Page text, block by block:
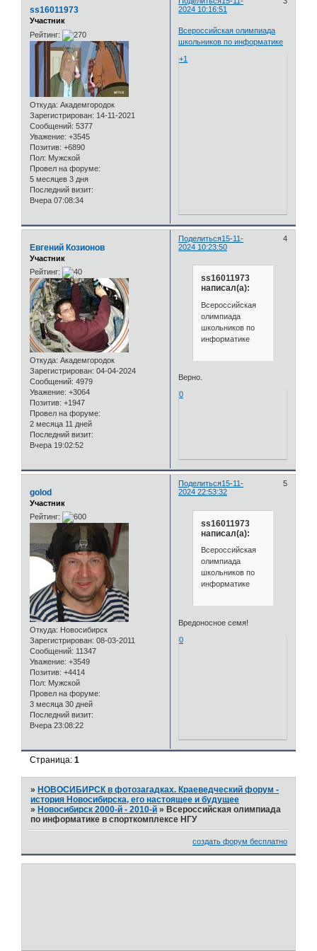
2024 10:16:51
ss16011973
Участник
Рейтинг:
Откуда: Академгородок
Зарегистрирован: 14-11-2021
Сообщений: 5377
Уважение: +3545
Позитив: +6890
Пол: Мужской
Провел на форуме:
5 месяцев 3 дня
Последний визит:
Вчера 07:08:34
Всероссийская олимпиада
школьников по информатике
+1
Поделиться 4
15-11-
2024 10:23:50
Евгений Козионов
Участник
Рейтинг:
Откуда: Академгородок
Зарегистрирован: 04-04-2024
Сообщений: 4979
Уважение: +3064
Позитив: +1947
Провел на форуме:
2 месяца 11 дней
Последний визит:
Вчера 19:02:52
ss16011973
написал(а):
Всероссийская
олимпиада
школьников по
информатике
Верно.
0
Поделиться 5
15-11-
2024 22:53:32
golod
Участник
Рейтинг:
Откуда: Новосибирск
Зарегистрирован: 08-03-2011
Сообщений: 11347
Уважение: +3549
Позитив: +4414
Пол: Мужской
Провел на форуме:
3 месяца 30 дней
Последний визит:
Вчера 23:08:22
ss16011973
написал(а):
Всероссийская
олимпиада
школьников по
информатике
Вредоносное семя!
0
Страница:1
»НОВОСИБИРСК в фотозагадках. Краеведческий форум -
история Новосибирска, его настоящее и будущее
»Новосибирск 2000-й - 2010-й »Всероссийская олимпиада
по информатике в спорткомплексе НГУ
создать форум бесплатно